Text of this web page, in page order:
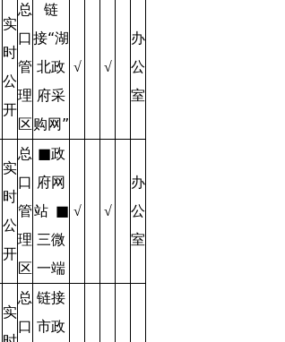
实
时
公
开
总
口
管
理
区
链
接“湖
北政
府采
购网”
√ √
办
公
室
实
时
公
开
总
口
管
理
区
■政
府网
站 ■
三微
一端
√ √
办
公
室
实
总
口
链接
市政